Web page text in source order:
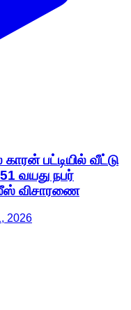
பட்டியில் வீட்டு
வயது நபர்
விசாரணை
2026